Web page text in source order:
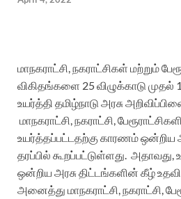
மாநகராட்சி, நகராட்சிகள் மற்றும்
விகிதங்களை 25 விழுக்காடு முதல்
உயர்த்தி தமிழ்நாடு அரசு
மாநகராட்சி, நகராட்சி,
உயர்த்தப்பட்டதற்கு காரணம் ஒன்றிய
தரப்பில் கூறப்பட்டுள்ளது. அதாவது,
ஒன்றிய அரசு திட்டங்களின் கீழ்
அனைத்து மாநகராட்சி, நகராட்சி,